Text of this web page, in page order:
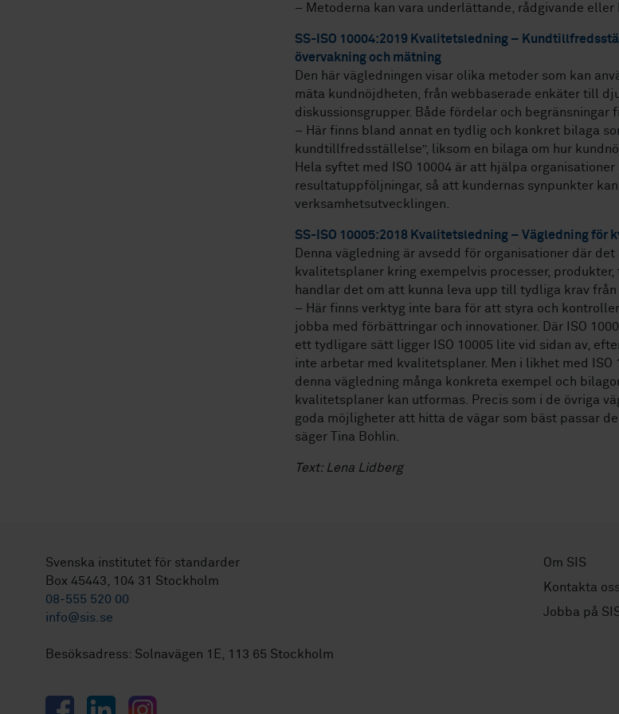
– Metoderna kan vara underlättande, rådgivande eller
SS-ISO 10004:2019 Kvalitetsledning –
övervakning och mätning
Den här vägledningen visar olika metoder som kan
mäta kundnöjdheten, från webbaserade enkäter till
diskussionsgrupper. Både fördelar och begränsningar
– Här finns bland annat en tydlig och konkret bilaga
kundtillfredsställelse”, liksom en bilaga om hur
Hela syftet med ISO 10004 är att hjälpa
resultatuppföljningar, så att kundernas synpunkter
verksamhetsutvecklingen.
SS-ISO 10005:2018 Kvalitetsledning – Vägledning för
Denna vägledning är avsedd för organisationer där
kvalitetsplaner kring exempelvis processer,
handlar det om att kunna leva upp till tydliga krav
– Här finns verktyg inte bara för att styra och
jobba med förbättringar och innovationer. Där ISO
ett tydligare sätt ligger ISO 10005 lite vid sidan av,
inte arbetar med kvalitetsplaner. Men i likhet med ISO
denna vägledning många konkreta exempel och
kvalitetsplaner kan utformas. Precis som i de övriga
goda möjligheter att hitta de vägar som bäst passar
säger Tina Bohlin.
Text: Lena Lidberg
Svenska institutet för standarder
Box 45443, 104 31 Stockholm
08-555 520 00
info@sis.se
Besöksadress: Solnavägen 1E, 113 65 Stockholm
FacebookLinkedInInstagram
Om SIS
Kontakta oss
Jobba på